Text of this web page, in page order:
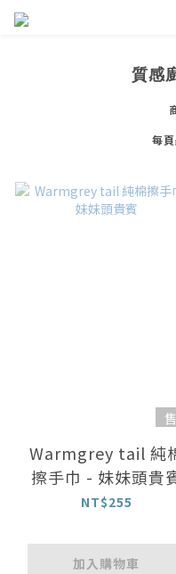
質感
每
Warmgrey tail 純
擦手巾 - 妹妹頭貴
NT$255
加入購物車